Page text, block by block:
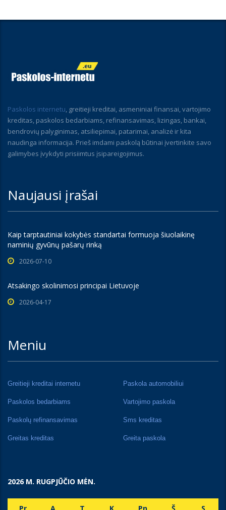
Paskolos internetu, greitieji kreditai, asmeniniai finansai, vartojimo
kreditas, paskolos bedarbiams, refinansavimas, lizingas, bankai,
bendrovių palyginimas, atsiliepimai, patarimai, analizė ir kita
naudinga informacija. Prieš imdami paskolą būtinai įvertinkite savo
galimybes įvykdyti prisiimtus įsipareigojimus.
Naujausi įrašai
Kaip tarptautiniai kokybės standartai formuoja šiuolaikinę
naminių gyvūnų pašarų rinką
2026-07-10
Atsakingo skolinimosi principai Lietuvoje
2026-04-17
Meniu
Greitieji kreditai internetu Paskola automobiliui
Paskolos bedarbiams Vartojimo paskola
Paskolų refinansavimas Sms kreditas
Greitas kreditas Greita paskola
2026 M. RUGPJŪČIO MĖN.